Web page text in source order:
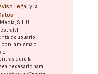
Legal y la
S.L.U.
de usuario.
la misma o
o
dure la
necesario para